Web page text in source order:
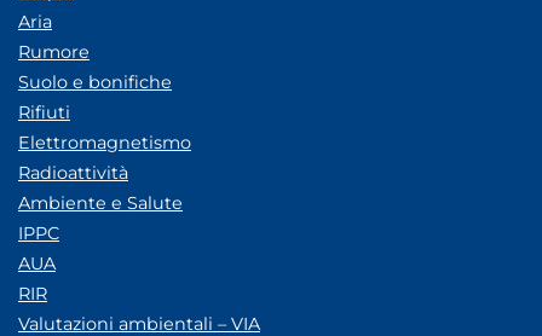
Aria
Rumore
Suolo e bonifiche
Rifiuti
Elettromagnetismo
Radioattività
Ambiente e Salute
IPPC
AUA
RIR
Valutazioni ambientali – VIA